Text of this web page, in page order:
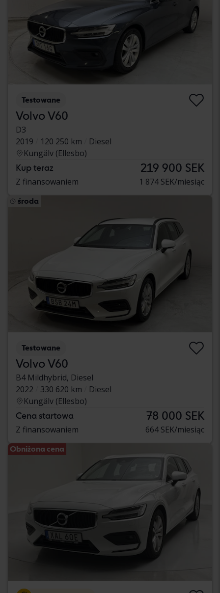
Testowane
Volvo V60
D3
2019
120 250 km
Diesel
Kungälv (Ellesbo)
Kup teraz 219 900 SEK
Z finansowaniem 1 874 SEK/miesiąc
środa
Testowane
Volvo V60
B4 Mildhybrid, Diesel
2022
330 620 km
Diesel
Kungälv (Ellesbo)
Cena startowa 78 000 SEK
Z finansowaniem 664 SEK/miesiąc
Obniżona cena